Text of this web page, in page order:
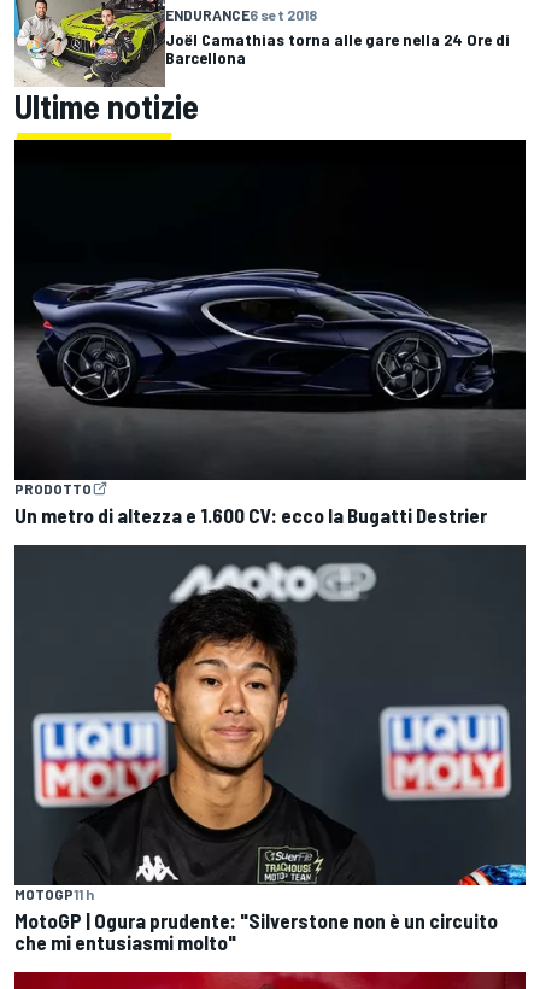
ENDURANCE6 set 2018
Joël Camathias torna alle gare nella 24 Ore di
Barcellona
Ultime notizie
PRODOTTO
Un metro di altezza e 1.600 CV: ecco la Bugatti Destrier
MOTOGP11 h
MotoGP | Ogura prudente: "Silverstone non è un circuito
che mi entusiasmi molto"